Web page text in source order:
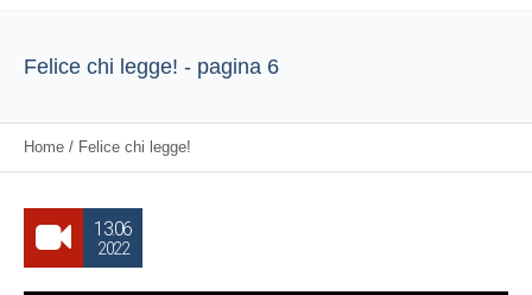
Felice chi legge! - pagina 6
Home / Felice chi legge!
13.06
2022